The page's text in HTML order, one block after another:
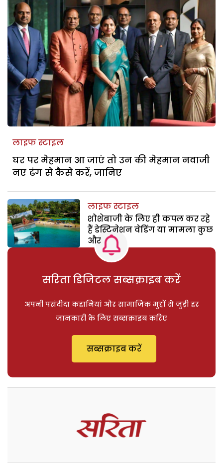
लाइफ स्टाइल
घर पर मेहमान आ जाएं तो उन की मेहमान नवाजी
नए ढंग से कैसे करें, जानिए
लाइफ स्टाइल
शोशेबाजी के लिए ही कपल कर रहे
हैं डेस्टिनेशन वेडिंग या मामला कुछ
और
सरिता डिजिटल सब्सक्राइब करें
अपनी पसंदीदा कहानियां और सामाजिक मुद्दों से जुड़ी हर
जानकारी के लिए सब्सक्राइब करिए
सब्सक्राइब करें